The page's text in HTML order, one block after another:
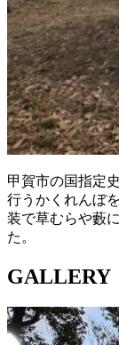
甲賀市の国指定
行うかくれんぼ
装で草むらや藪
た。
GALLERY